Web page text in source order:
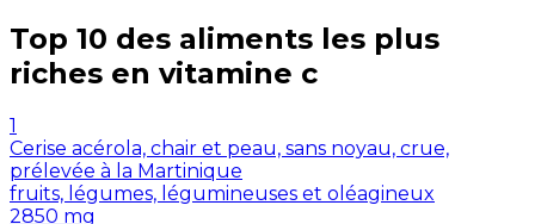
Top 10 des aliments les plus
riches en vitamine c
1
Cerise acérola, chair et peau, sans noyau, crue,
prélevée à la Martinique
fruits, légumes, légumineuses et oléagineux
2850 mg